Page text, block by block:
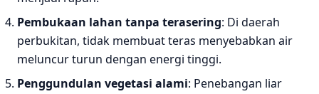
Pembukaan lahan tanpa terasering: Di daerah
perbukitan, tidak membuat teras menyebabkan air
meluncur turun dengan energi tinggi.
Penggundulan vegetasi alami: Penebangan liar